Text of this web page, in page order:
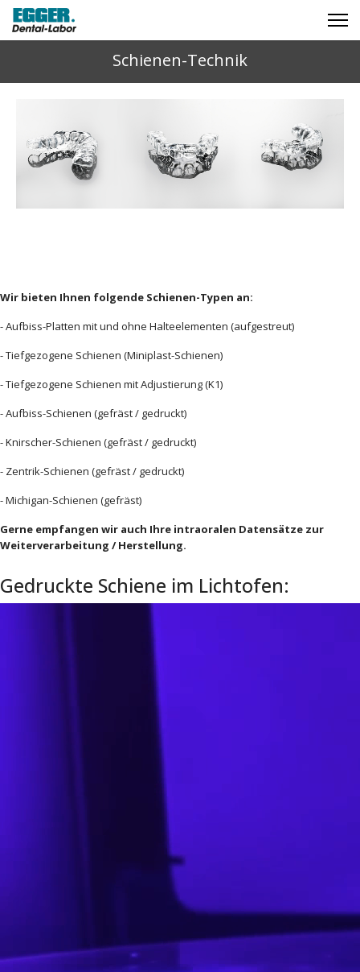
Schienen-Technik
Wir bieten Ihnen folgende Schienen-Typen an:
- Aufbiss-Platten mit und ohne Halteelementen (aufgestreut)
- Tiefgezogene Schienen (Miniplast-Schienen)
- Tiefgezogene Schienen mit Adjustierung (K1)
- Aufbiss-Schienen (gefräst / gedruckt)
- Knirscher-Schienen (gefräst / gedruckt)
- Zentrik-Schienen (gefräst / gedruckt)
- Michigan-Schienen (gefräst)
Gerne empfangen wir auch Ihre intraoralen Datensätze zur
Weiterverarbeitung / Herstellung.
Gedruckte Schiene im Lichtofen: